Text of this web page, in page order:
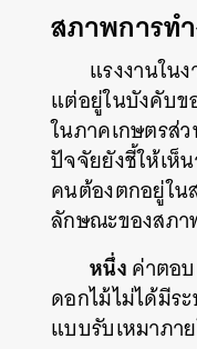
สภาพการท
แรงงานใน
แต่อยู่ในบังคับข
ในภาคเกษตรส่
ปัจจัยยังชี้ให้เห็
คนต้องตกอยู่ใน
ลักษณะของสภา
หนึ่งค่าตอ
ดอกไม้ไม่ได้มีร
แบบรับเหมาภา